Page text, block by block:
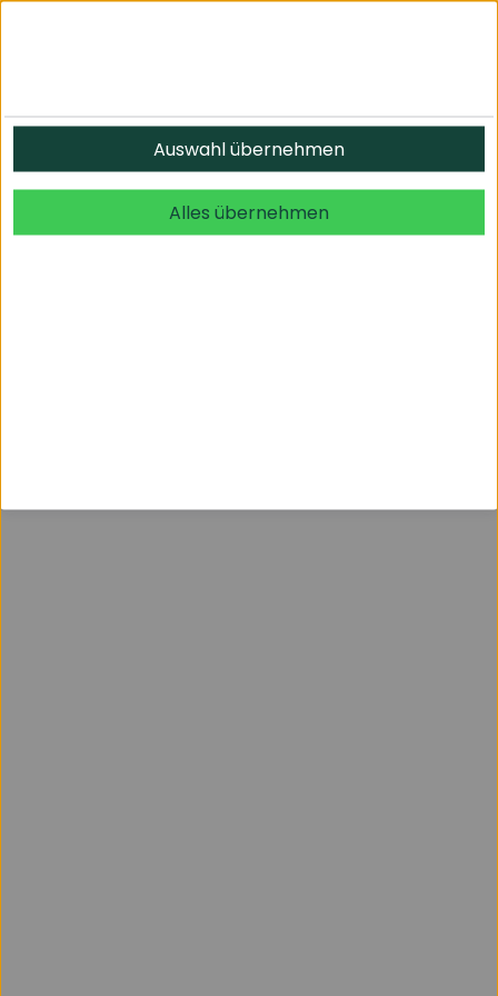
© 2026 undefined. alle Rechte vorbehalten.
Auswahl übernehmen
Alles übernehmen